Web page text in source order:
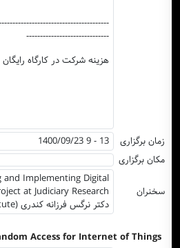
------------------------------
هزینه شرکت در کارگاه
زمان برگزاری
1400/09/23 9 - 13
مکان برگزاری
سخنران
and Implementing Digital
at Judiciary Research
Institute) دکتر نرگس فرزانه کندری
Access for Internet of Things